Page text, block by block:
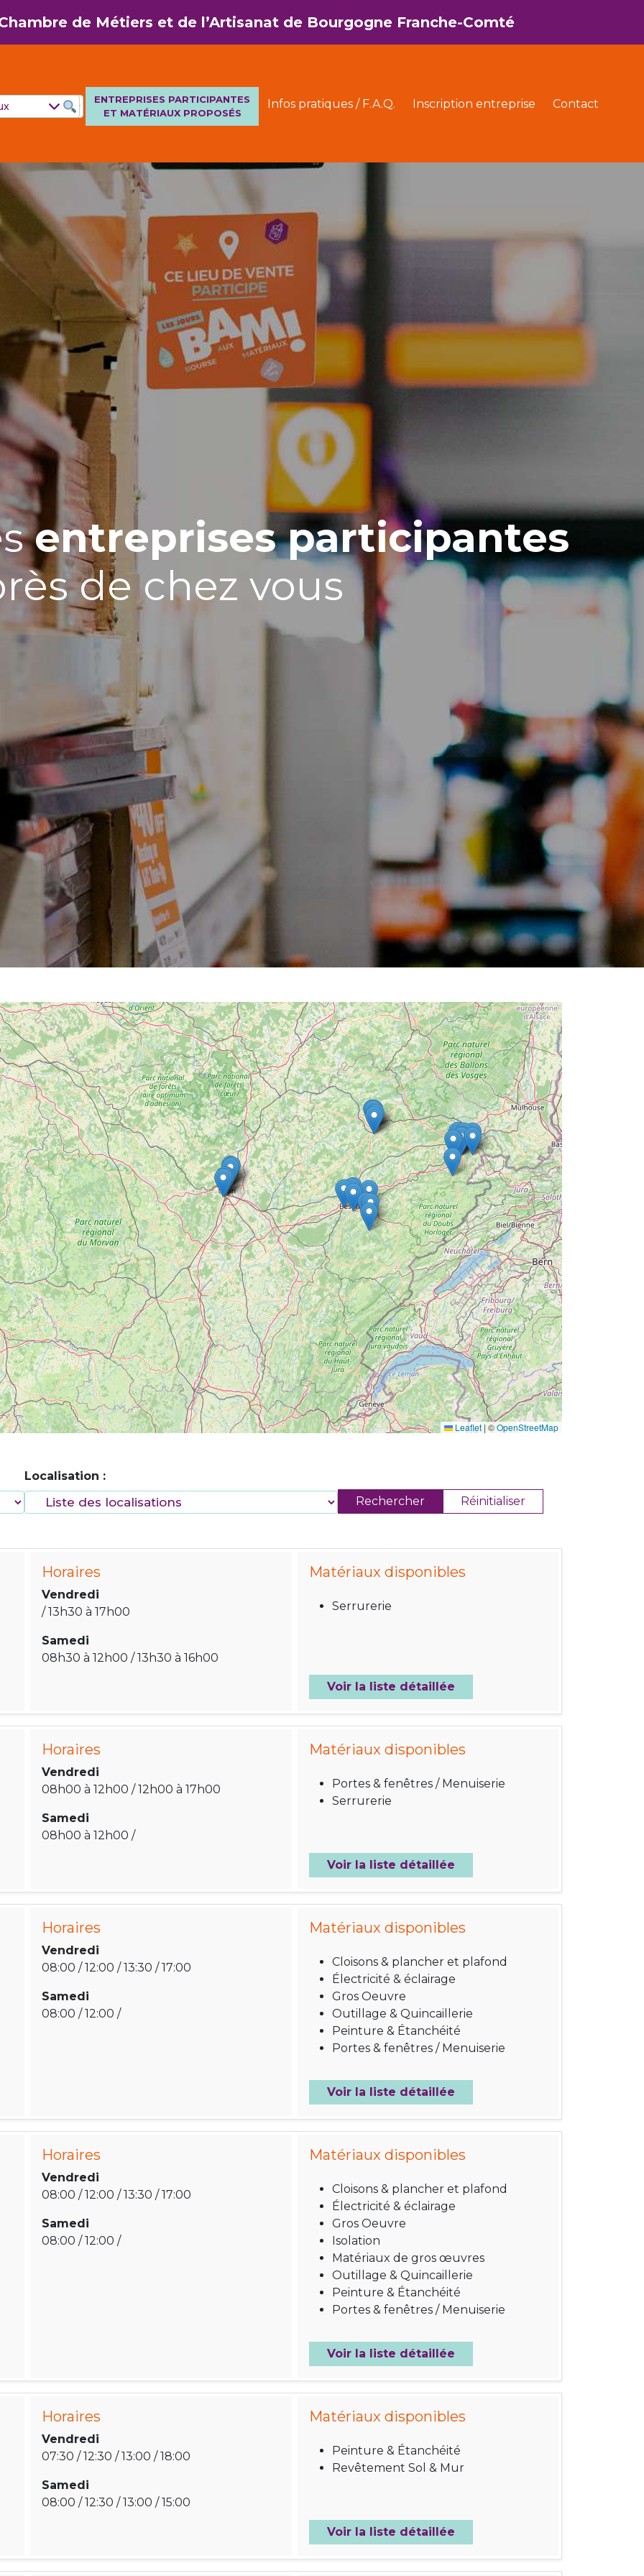
de Métiers et de l’Artisanat de Bourgogne Franche-Comté
Navigation principale
ENTREPRISES PARTICIPANTES
ET MATÉRIAUX PROPOSÉS
Infos pratiques / F.A.Q. Inscription entreprise Contact
entreprises participantes
de chez vous
Leaflet | ©OpenStreetMap
Localisation :
Horaires
Vendredi
/ 13h30 à 17h00
Samedi
08h30 à 12h00 / 13h30 à 16h00
Matériaux disponibles
Serrurerie
Voir la liste détaillée
Horaires
Vendredi
08h00 à 12h00 / 12h00 à 17h00
Samedi
08h00 à 12h00 /
Matériaux disponibles
Portes & fenêtres / Menuiserie
Serrurerie
Voir la liste détaillée
Horaires
Vendredi
08:00 / 12:00 / 13:30 / 17:00
Samedi
08:00 / 12:00 /
Matériaux disponibles
Cloisons & plancher et plafond
Électricité & éclairage
Gros Oeuvre
Outillage & Quincaillerie
Peinture & Étanchéité
Portes & fenêtres / Menuiserie
Voir la liste détaillée
Horaires
Vendredi
08:00 / 12:00 / 13:30 / 17:00
Samedi
08:00 / 12:00 /
Matériaux disponibles
Cloisons & plancher et plafond
Électricité & éclairage
Gros Oeuvre
Isolation
Matériaux de gros œuvres
Outillage & Quincaillerie
Peinture & Étanchéité
Portes & fenêtres / Menuiserie
Voir la liste détaillée
Horaires
Vendredi
07:30 / 12:30 / 13:00 / 18:00
Samedi
08:00 / 12:30 / 13:00 / 15:00
Matériaux disponibles
Peinture & Étanchéité
Revêtement Sol & Mur
Voir la liste détaillée